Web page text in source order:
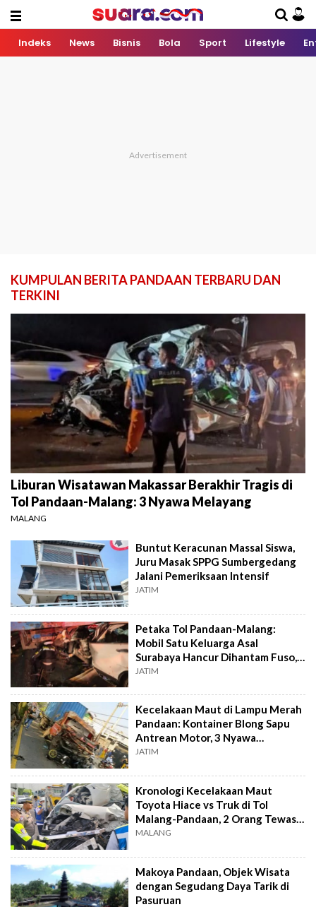
Indeks News Bisnis Bola Sport Lifestyle
KUMPULAN BERITA PANDAAN TERBARU DAN
TERKINI
Liburan Wisatawan Makassar Berakhir Tragis di
Tol Pandaan-Malang: 3 Nyawa Melayang
MALANG
Buntut Keracunan Massal Siswa,
Juru Masak SPPG Sumbergedang
Jalani Pemeriksaan Intensif
JATIM
Petaka Tol Pandaan-Malang:
Mobil Satu Keluarga Asal
Surabaya Hancur Dihantam Fuso,
5 Tewas
JATIM
Kecelakaan Maut di Lampu Merah
Pandaan: Kontainer Blong Sapu
Antrean Motor, 3 Nyawa
Melayang
JATIM
Kronologi Kecelakaan Maut
Toyota Hiace vs Truk di Tol
Malang-Pandaan, 2 Orang Tewas
dan 10 Luka!
MALANG
Makoya Pandaan, Objek Wisata
dengan Segudang Daya Tarik di
Pasuruan